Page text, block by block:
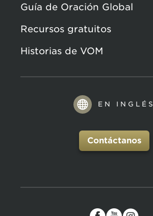
Guía de Oración Global
Recursos gratuitos
Historias de VOM
EN INGLÉS
Contáctanos